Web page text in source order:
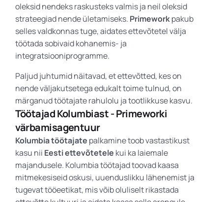
oleksid nendeks raskusteks valmis ja neil oleksid
strateegiad nende ületamiseks. Primeworkpakub
selles valdkonnas tuge, aidates ettevõtetel välja
töötada sobivaid kohanemis- ja
integratsiooniprogramme.
Paljud juhtumid näitavad, et ettevõtted, kes on
nende väljakutsetega edukalt toime tulnud, on
märganud töötajate rahulolu ja tootlikkuse kasvu.
Töötajad Kolumbiast - Primeworki
värbamisagentuur
Kolumbia töötajate palkamine toob vastastikust
kasu nii Eesti ettevõtetele kui ka laiemale
majandusele. Kolumbia töötajad toovad kaasa
mitmekesiseid oskusi, uuenduslikku lähenemist ja
tugevat tööeetikat, mis võib oluliselt rikastada